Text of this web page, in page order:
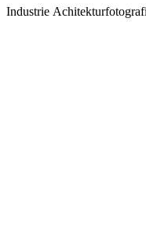
Industrie